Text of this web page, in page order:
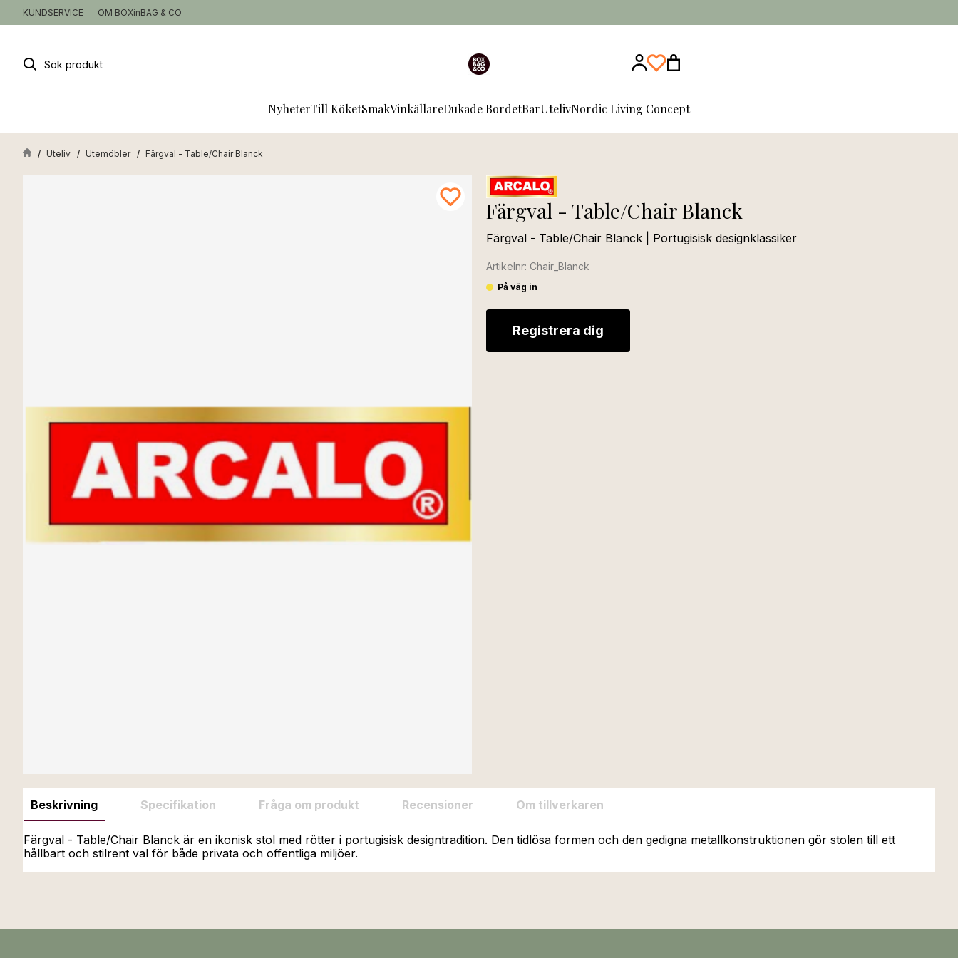
KUNDSERVICE OM BOXinBAG & CO
Sök
NyheterTill KöketSmakVinkällareDukade BordetBarUtelivNordic Living Concept
Uteliv Utemöbler Färgval - Table/Chair Blanck
Färgval - Table/Chair Blanck
Färgval - Table/Chair Blanck | Portugisisk designklassiker
Artikelnr: Chair_Blanck
På väg in
Registrera dig
Beskrivning Specifikation Fråga om produkt Recensioner Om tillverkaren
Färgval - Table/Chair Blanck är en ikonisk stol med rötter i portugisisk designtradition. Den tidlösa formen och den gedigna metallkonstruktionen gör stolen till ett
hållbart och stilrent val för både privata och offentliga miljöer.